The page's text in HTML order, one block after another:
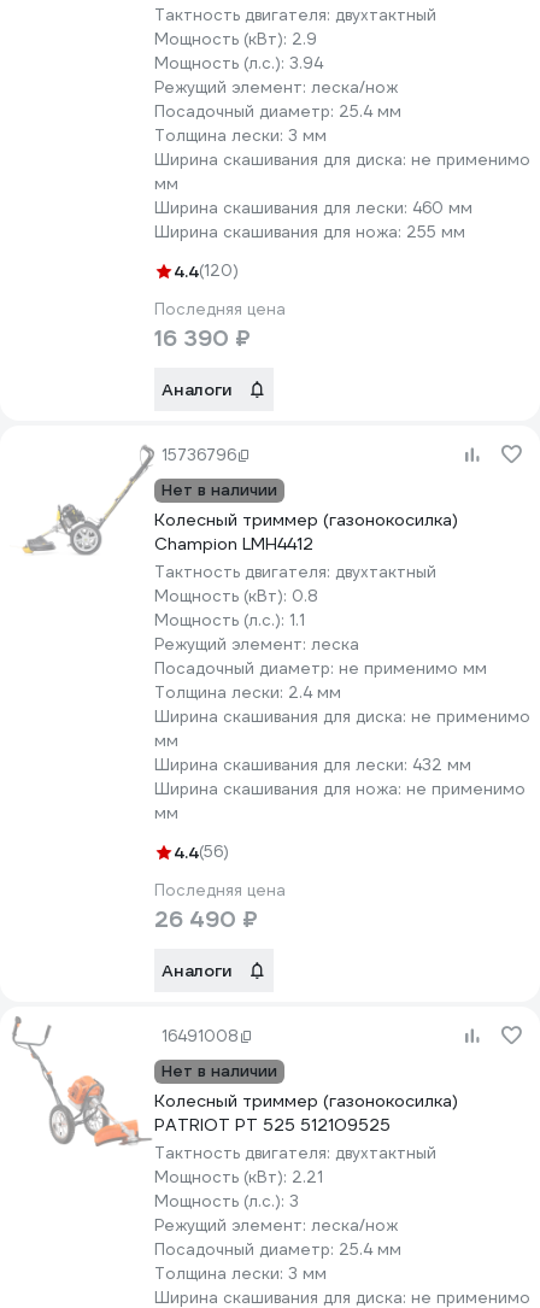
Тактность двигателя: двухтактный
Мощность (кВт): 2.9
Мощность (л.с.): 3.94
Режущий элемент: леска/нож
Посадочный диаметр: 25.4 мм
Толщина лески: 3 мм
Ширина скашивания для диска: не применимо
мм
Ширина скашивания для лески: 460 мм
Ширина скашивания для ножа: 255 мм
4.4(120)
Последняя цена
16 390 ₽
Аналоги
15736796
Нет в наличии
Колесный триммер (газонокосилка)
Champion LMH4412
Тактность двигателя: двухтактный
Мощность (кВт): 0.8
Мощность (л.с.): 1.1
Режущий элемент: леска
Посадочный диаметр: не применимо мм
Толщина лески: 2.4 мм
Ширина скашивания для диска: не применимо
мм
Ширина скашивания для лески: 432 мм
Ширина скашивания для ножа: не применимо
мм
4.4(56)
Последняя цена
26 490 ₽
Аналоги
16491008
Нет в наличии
Колесный триммер (газонокосилка)
PATRIOT PT 525 512109525
Тактность двигателя: двухтактный
Мощность (кВт): 2.21
Мощность (л.с.): 3
Режущий элемент: леска/нож
Посадочный диаметр: 25.4 мм
Толщина лески: 3 мм
Ширина скашивания для диска: не применимо